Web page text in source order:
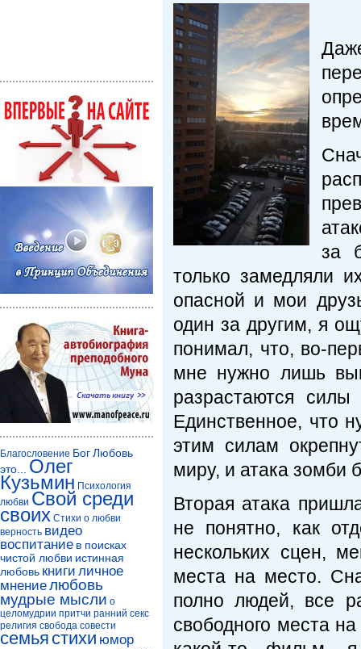
за
только замедляли
опасной и мои
один за другим, я
понимал, что, во-
мне нужно лишь
разрастаются
Единственное, что
этим силам
миру, и атака зомби
Вторая атака
не понятно, как
нескольких сцен,
места на место.
полно людей, все
свободного места
Благословение БогЛюбовь
это...
Олег
Кузьмин Психология
любви Свой среди
своих Стихи о любви
верность видео
воспитание в поисках
чистой любви истинная
любовь книги личное
мнениелюбовь
мудрые мысли о
целомудрии притчи ранний секс
религия свобода совести
семья стихи юмор